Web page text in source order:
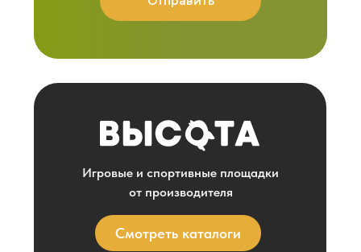
Смотреть каталоги
Игровые и спортивные площадки
от производителя